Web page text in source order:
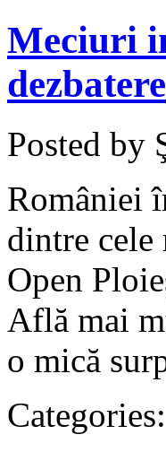
Meciuri
dezbatere
Posted by
României
dintre cele
Open
Află mai
o mică
Categories: